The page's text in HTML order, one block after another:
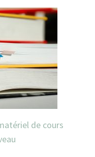
de cours